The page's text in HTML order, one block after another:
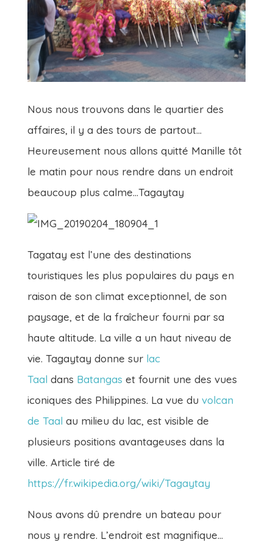
Nous nous trouvons dans le quartier des
affaires, il y a des tours de partout…
Heureusement nous allons quitté Manille tôt
le matin pour nous rendre dans un endroit
beaucoup plus calme…Tagaytay
Tagatay est l’une des destinations
touristiques les plus populaires du pays en
raison de son climat exceptionnel, de son
paysage, et de la fraîcheur fourni par sa
haute altitude. La ville a un haut niveau de
vie. Tagaytay donne sur lac
Taal dans Batangas et fournit une des vues
iconiques des Philippines. La vue du volcan
de Taal au milieu du lac, est visible de
plusieurs positions avantageuses dans la
ville. Article tiré de
https://fr.wikipedia.org/wiki/Tagaytay
Nous avons dû prendre un bateau pour
nous y rendre. L’endroit est magnifique…